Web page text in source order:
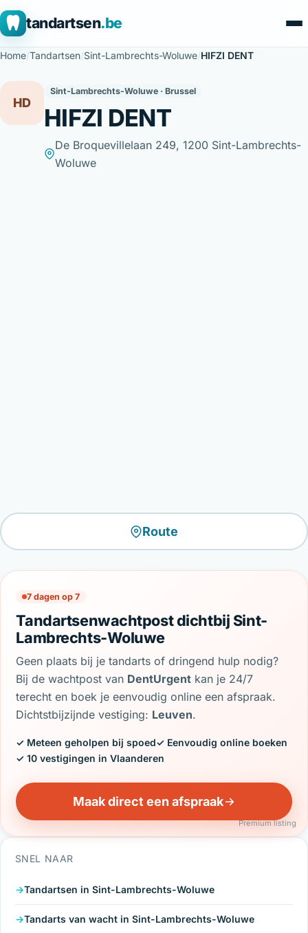
tandartsen.be
Home/Tandartsen/Sint-Lambrechts-Woluwe/HIFZI DENT
HD
Sint-Lambrechts-Woluwe · Brussel
HIFZI DENT
De Broquevillelaan 249, 1200 Sint-Lambrechts-
Woluwe
Route
7 dagen op 7
Tandartsenwachtpost dichtbij Sint-
Lambrechts-Woluwe
Geen plaats bij je tandarts of dringend hulp nodig?
Bij de wachtpost van DentUrgent kan je 24/7
terecht en boek je eenvoudig online een afspraak.
Dichtstbijzijnde vestiging: Leuven.
✓ Meteen geholpen bij spoed✓ Eenvoudig online boeken
✓ 10 vestigingen in Vlaanderen
Maak direct een afspraak
Premium listing
SNEL NAAR
Tandartsen in Sint-Lambrechts-Woluwe
Tandarts van wacht in Sint-Lambrechts-Woluwe